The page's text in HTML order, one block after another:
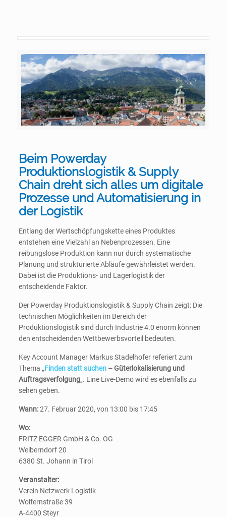
Beim Powerday
Produktionslogistik & Supply
Chain dreht sich alles um digitale
Prozesse und Automatisierung in
der Logistik
Entlang der Wertschöpfungskette eines Produktes
entstehen eine Vielzahl an Nebenprozessen. Eine
reibungslose Produktion kann nur durch systematische
Planung und strukturierte Abläufe gewährleistet werden.
Dabei ist die Produktions- und Lagerlogistik der
entscheidende Faktor.
Der Powerday Produktionslogistik & Supply Chain zeigt: Die
technischen Möglichkeiten im Bereich der
Produktionslogistik sind durch Industrie 4.0 enorm können
den entscheidenden Wettbewerbsvorteil bedeuten.
Key Account Manager Markus Stadelhofer referiert zum
Thema „Finden statt suchen – Güterlokalisierung und
Auftragsverfolgung„. Eine Live-Demo wird es ebenfalls zu
sehen geben.
Wann:27. Februar 2020, von 13:00 bis 17:45
Wo:
FRITZ EGGER GmbH & Co. OG
Weiberndorf 20
6380 St. Johann in Tirol
Veranstalter:
Verein Netzwerk Logistik
Wolfernstraße 39
A-4400 Steyr